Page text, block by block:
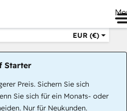
EUR (€)
Starter
Preis. Sichern Sie sich
Sie sich für ein Monats- oder
Nur für Neukunden.